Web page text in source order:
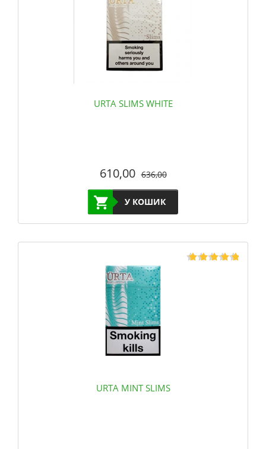
URTA SLIMS WHITE
610,00 636,00
У КОШИК
URTA MINT SLIMS